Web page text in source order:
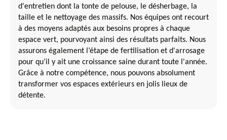
d'entretien dont la tonte de pelouse, le désherbage, la
taille et le nettoyage des massifs. Nos équipes ont recourt
à des moyens adaptés aux besoins propres à chaque
espace vert, pourvoyant ainsi des résultats parfaits. Nous
assurons également l’étape de fertilisation et d'arrosage
pour qu’il y ait une croissance saine durant toute l'année.
Grâce à notre compétence, nous pouvons absolument
transformer vos espaces extérieurs en jolis lieux de
détente.